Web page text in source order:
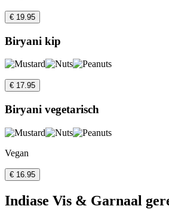
€ 19.95
Biryani kip
€ 17.95
Biryani vegetarisch
Vegan
€ 16.95
Indiase Vis & Garnaal